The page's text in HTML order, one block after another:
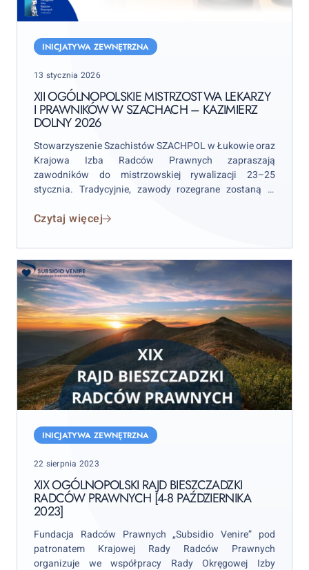
Ogólnopolskie
Lekarzy
Prawników
Szachach
Kazimierz
Dolny
2026
INICJATYWA ZEWNĘTRZNA
Posted
13 stycznia 2026
XII OGÓLNOPOLSKIE MISTRZOSTWA LEKARZY
I PRAWNIKÓW W SZACHACH – KAZIMIERZ
DOLNY 2026
Stowarzyszenie Szachistów SZACHPOL w Łukowie oraz
Krajowa Izba Radców Prawnych zapraszają
zawodników do mistrzowskiej rywalizacji 23–25
stycznia. Tradycyjnie, zawody rozegrane zostaną w
wydarzenie zostało objęte patronatem honorowym
Czytaj więcej
Ogólnopolski
Bieszczadzki
Radców
Prawnych
października
2023]
INICJATYWA ZEWNĘTRZNA
Posted
22 sierpnia 2023
XIX OGÓLNOPOLSKI RAJD BIESZCZADZKI
RADCÓW PRAWNYCH [4-8 PAŹDZIERNIKA
2023]
Fundacja Radców Prawnych „Subsidio Venire” pod
patronatem Krajowej Rady Radców Prawnych
organizuje we współpracy Rady Okręgowej Izby